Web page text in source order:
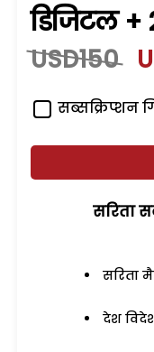
डिजिटल +
USD150
सब्सक्रिप्शन
सरिता
सरिता
देश